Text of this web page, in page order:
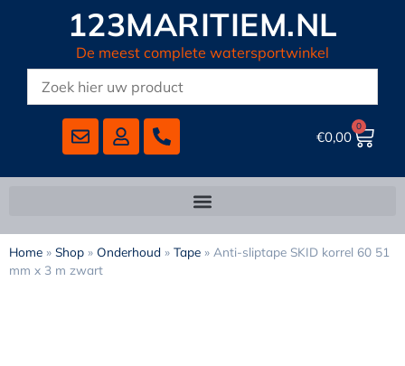
123MARITIEM.NL
De meest complete watersportwinkel
€0,00
0
Home » Shop » Onderhoud » Tape » Anti-sliptape SKID korrel 60 51
mm x 3 m zwart